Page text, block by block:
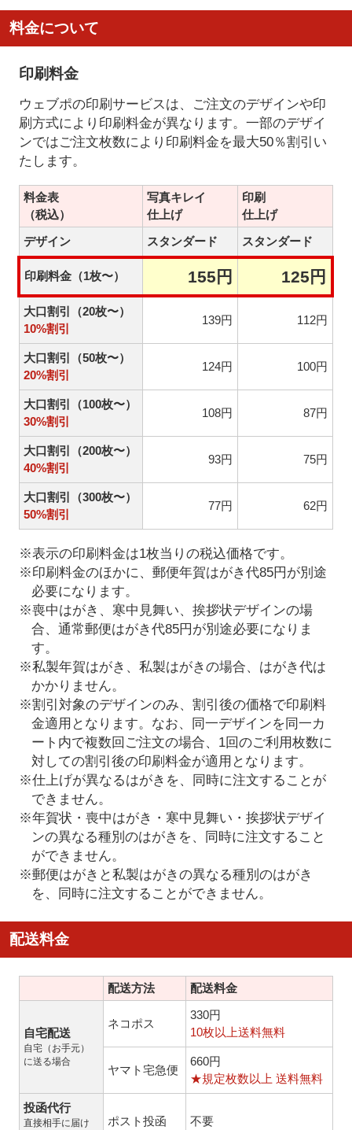
料金について
印刷料金
ウェブポの印刷サービスは、ご注文のデザインや印
刷方式により印刷料金が異なります。一部のデザイ
ンではご注文枚数により印刷料金を最大50％割引い
たします。
料金表
（税込）
写真キレイ
仕上げ
印刷
仕上げ
デザイン
スタンダード スタンダード
印刷料金（1枚〜） 155円 125円
大口割引（20枚〜）
10%割引
139円 112円
大口割引（50枚〜）
20%割引
124円 100円
大口割引（100枚〜）
30%割引
108円 87円
大口割引（200枚〜）
40%割引
93円 75円
大口割引（300枚〜）
50%割引
77円 62円
※表示の印刷料金は1枚当りの税込価格です。
※印刷料金のほかに、郵便年賀はがき代85円が別途
必要になります。
※喪中はがき、寒中見舞い、挨拶状デザインの場
合、通常郵便はがき代85円が別途必要になりま
す。
※私製年賀はがき、私製はがきの場合、はがき代は
かかりません。
※割引対象のデザインのみ、割引後の価格で印刷料
金適用となります。なお、同一デザインを同一カ
ート内で複数回ご注文の場合、1回のご利用枚数に
対しての割引後の印刷料金が適用となります。
※仕上げが異なるはがきを、同時に注文することが
できません。
※年賀状・喪中はがき・寒中見舞い・挨拶状デザイ
ンの異なる種別のはがきを、同時に注文すること
ができません。
※郵便はがきと私製はがきの異なる種別のはがき
を、同時に注文することができません。
配送料金
配送方法 配送料金
自宅配送
自宅（お手元）
に送る場合
ネコポス
330円
10枚以上送料無料
ヤマト宅急便
660円
★規定枚数以上 送料無料
投函代行
直接相手に届け
ポスト投函 不要